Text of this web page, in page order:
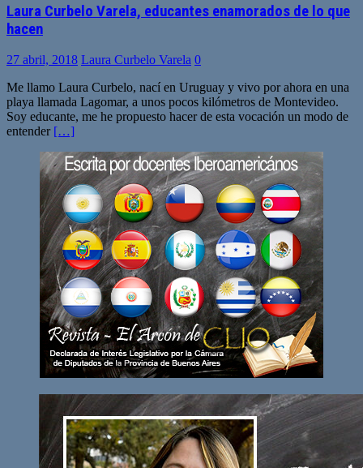
Laura Curbelo Varela, educantes enamorados de lo que
hacen
27 abril, 2018 Laura Curbelo Varela 0
Me llamo Laura Curbelo, nací en Uruguay y vivo por ahora en una
playa llamada Lagomar, a unos pocos kilómetros de Montevideo.
Soy educante, me he propuesto hacer de esta vocación un modo de
entender […]